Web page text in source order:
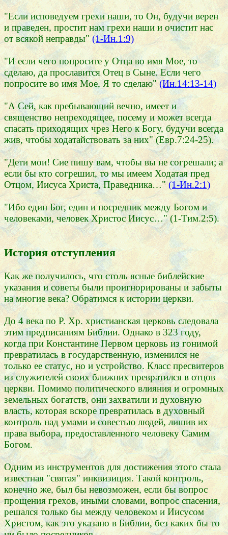
"Если исповедуем грехи наши, то Он, будучи верен
и праведен, простит нам грехи наши и очистит нас
от всякой неправды"(1-Ин.1:9)
"И если чего попросите у Отца во имя Мое, то
сделаю, да прославится Отец в Сыне. Если чего
попросите во имя Мое, Я то сделаю" (Ин.14:13-14)
"А Сей, как пребывающий вечно, имеет и
священство непреходящее, посему и может всегда
спасать приходящих чрез Него к Богу, будучи всегда
жив, чтобы ходатайствовать за них" (Евр.7:24-25).
"Дети мои! Сие пишу вам, чтобы вы не согрешали; а
если бы кто согрешил, то мы имеем Ходатая пред
Отцом, Иисуса Христа, Праведника…" (1-Ин.2:1)
"Ибо един Бог, един и посредник между Богом и
человеками, человек Христос Иисус…" (1-Тим.2:5).
История отступления
Как же получилось, что столь ясные библейские
указания и советы были проигнорированы и забыты
на многие века? Обратимся к истории церкви.
До 4 века по Р. Хр. христианская церковь следовала
этим предписаниям Библии. Однако в 323 году,
когда при Константине Первом церковь из гонимой
превратилась в государственную, изменился не
только ее статус, но и устройство. Класс пресвитеров
из служителей своих ближних превратился в отцов
церкви. Помимо политического влияния и огромных
земельных богатств, они захватили и духовную
власть, которая вскоре превратилась в духовный
контроль над умами и совестью людей, лишив их
права выбора, предоставленного человеку Самим
Богом.
Одним из инструментов для достижения этого стала
известная "святая" инквизиция. Такой контроль,
конечно же, был бы невозможен, если бы вопрос
прощения грехов, иными словами, вопрос спасения,
решался только бы между человеком и Иисусом
Христом, как это указано в Библии, без каких бы то